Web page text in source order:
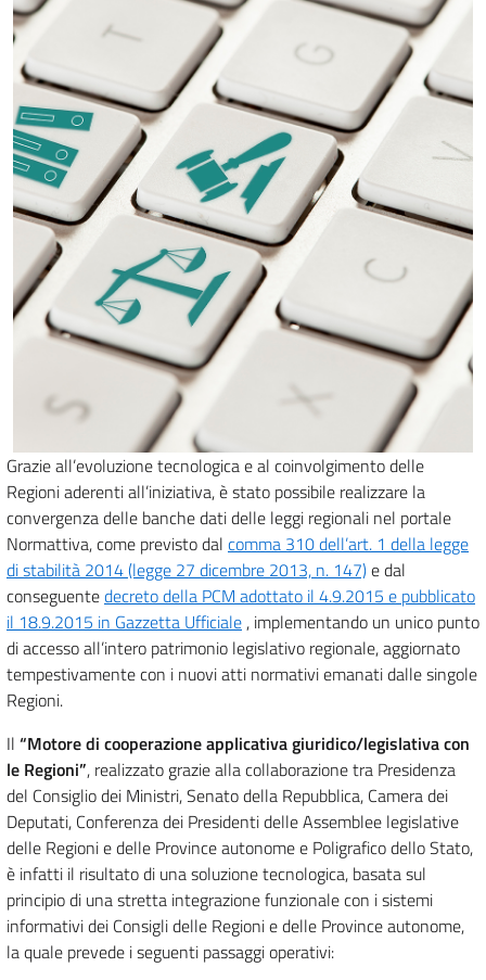
Grazie all’evoluzione tecnologica e al coinvolgimento delle
Regioni aderenti all’iniziativa, è stato possibile realizzare la
convergenza delle banche dati delle leggi regionali nel portale
Normattiva, come previsto dal comma 310 dell’art. 1 della legge
di stabilità 2014 (legge 27 dicembre 2013, n. 147)e dal
conseguentedecreto della PCM adottato il 4.9.2015 e pubblicato
il 18.9.2015 in Gazzetta Ufficiale , implementando un unico punto
di accesso all’intero patrimonio legislativo regionale, aggiornato
tempestivamente con i nuovi atti normativi emanati dalle singole
Regioni.
Il “Motore di cooperazione applicativa giuridico/legislativa con
le Regioni”, realizzato grazie alla collaborazione tra Presidenza
del Consiglio dei Ministri, Senato della Repubblica, Camera dei
Deputati, Conferenza dei Presidenti delle Assemblee legislative
delle Regioni e delle Province autonome e Poligrafico dello Stato,
è infatti il risultato di una soluzione tecnologica, basata sul
principio di una stretta integrazione funzionale con i sistemi
informativi dei Consigli delle Regioni e delle Province autonome,
la quale prevede i seguenti passaggi operativi: